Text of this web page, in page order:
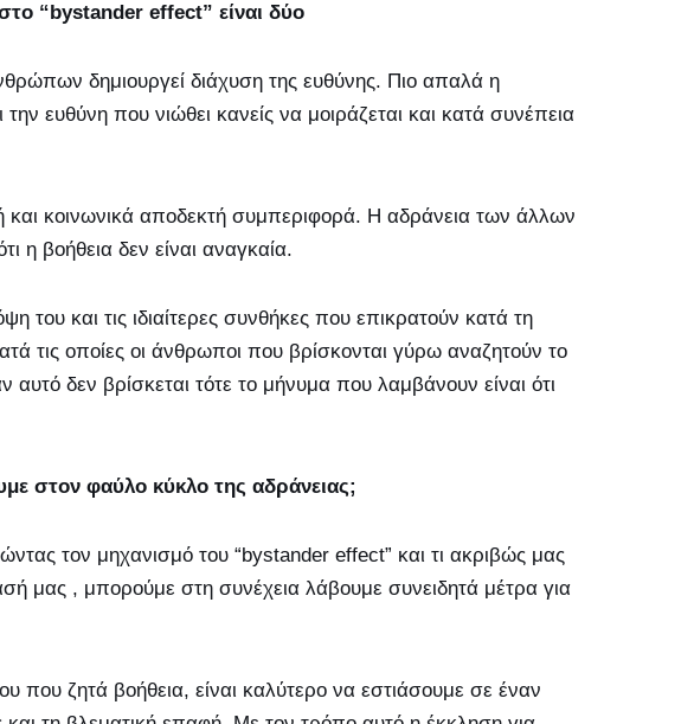
“bystander effect” είναι δύο
δημιουργεί διάχυση της ευθύνης. Πιο απαλά η
ευθύνη που νιώθει κανείς να μοιράζεται και κατά συνέπεια
και κοινωνικά αποδεκτή συμπεριφορά. Η αδράνεια των άλλων
η βοήθεια δεν είναι αναγκαία.
του και τις ιδιαίτερες συνθήκες που επικρατούν κατά τη
τις οποίες οι άνθρωποι που βρίσκονται γύρω αναζητούν το
δεν βρίσκεται τότε το μήνυμα που λαμβάνουν είναι ότι
στον φαύλο κύκλο της αδράνειας;
τον μηχανισμό του “bystander effect” και τι ακριβώς μας
μας , μπορούμε στη συνέχεια λάβουμε συνειδητά μέτρα για
ζητά βοήθεια, είναι καλύτερο να εστιάσουμε σε έναν